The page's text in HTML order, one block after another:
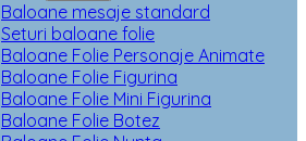
Baloane mesaje standard
Seturi baloane folie
Baloane Folie Personaje Animate
Baloane Folie Figurina
Baloane Folie Mini Figurina
Baloane Folie Botez